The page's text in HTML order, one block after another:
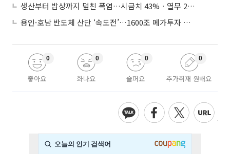
생산부터 밥상까지 덮친 폭염…시금치 43%ㆍ열무 28% 급등
용인·호남 반도체 산단 ‘속도전’…1600조 메가투자 이행 총력
좋아요
0
화나요
0
슬퍼요
0
추가취재 원해요
0